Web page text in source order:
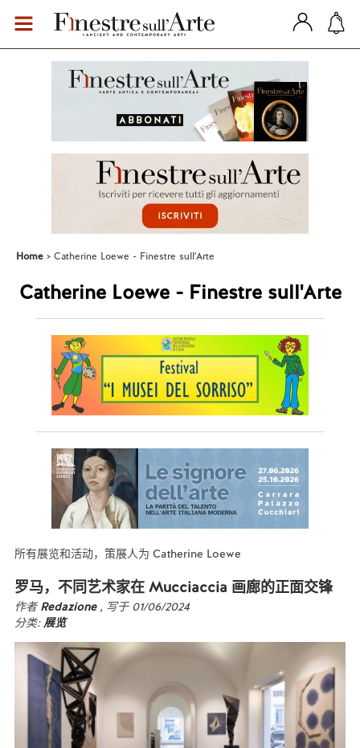
Home Catherine Loewe - Finestre sull'Arte
Catherine Loewe - Finestre sull'Arte
所有展览和活动，策展人为 Catherine Loewe
罗马，不同艺术家在 Mucciaccia 画廊的正面交锋
作者 Redazione , 写于 01/06/2024
分类:展览